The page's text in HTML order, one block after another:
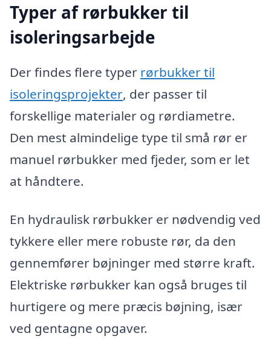
Typer af rørbukker til
isoleringsarbejde
Der findes flere typer rørbukker til
isoleringsprojekter, der passer til
forskellige materialer og rørdiametre.
Den mest almindelige type til små rør er
manuel rørbukker med fjeder, som er let
at håndtere.
En hydraulisk rørbukker er nødvendig ved
tykkere eller mere robuste rør, da den
gennemfører bøjninger med større kraft.
Elektriske rørbukker kan også bruges til
hurtigere og mere præcis bøjning, især
ved gentagne opgaver.